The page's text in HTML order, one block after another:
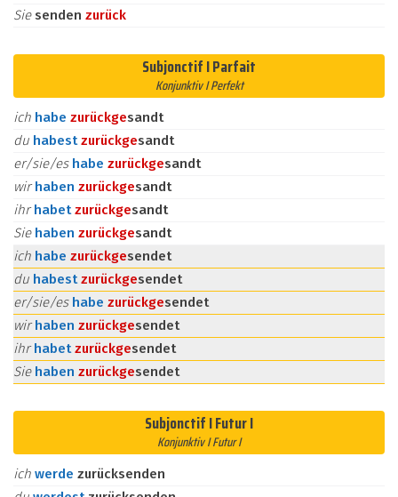
Sie senden zurück
Subjonctif I Parfait
Konjunktiv I Perfekt
ich habe zurückgesandt
du habestzurückgesandt
er/sie/es habe zurückgesandt
wirhaben zurückgesandt
ihrhabetzurückgesandt
Sie haben zurückgesandt
ich habe zurückgesendet
du habestzurückgesendet
er/sie/es habe zurückgesendet
wirhaben zurückgesendet
ihrhabetzurückgesendet
Sie haben zurückgesendet
Subjonctif I Futur I
Konjunktiv I Futur I
ich werde zurücksenden